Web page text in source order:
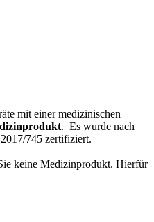
mit einer medizinischen
. Es wurde nach
745 zertifiziert.
keine Medizinprodukt. Hierfür